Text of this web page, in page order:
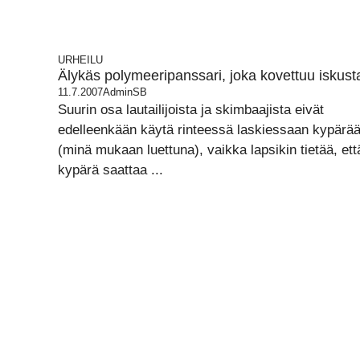
URHEILU
Älykäs polymeeripanssari, joka kovettuu
11.7.2007AdminSB
Suurin osa lautailijoista ja skimbaajista eivät
edelleenkään käytä rinteessä laskiessaan kypärää
(minä mukaan luettuna), vaikka lapsikin tietää,
kypärä saattaa ...